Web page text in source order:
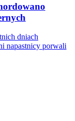
dniach
napastnicy porwali